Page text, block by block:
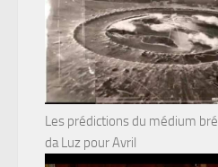
Les prédictions du médium
da Luz pour Avril